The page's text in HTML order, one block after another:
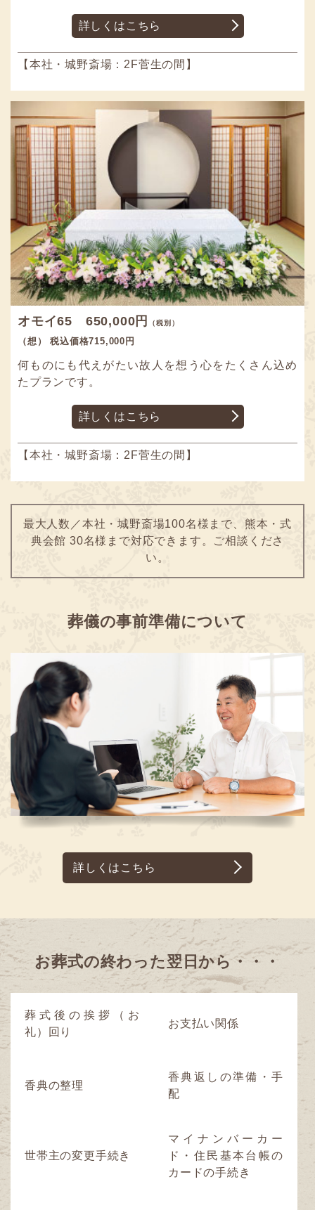
詳しくはこちら
【本社・城野斎場：2F菅生の間】
オモイ65 650,000円 （税別）
（想） 税込価格715,000円
何ものにも代えがたい故人を想う心をたくさん込め
たプランです。
詳しくはこちら
【本社・城野斎場：2F菅生の間】
最大人数／本社・城野斎場100名様まで、熊本・式
典会館 30名様まで対応できます。ご相談くださ
い。
葬儀の事前準備について
詳しくはこちら
お葬式の終わった翌日から・・・
葬式後の挨拶（お
礼）回り
お支払い関係
香典の整理
香典返しの準備・手
配
世帯主の変更手続き
マイナンバーカー
ド・住民基本台帳の
カードの手続き